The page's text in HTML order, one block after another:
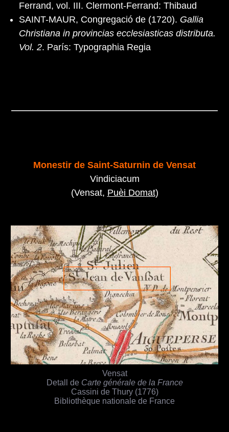
Ferrand, vol. III. Clermont-Ferrand: Thibaud
SAINT-MAUR, Congregació de (1720). Gallia
Christiana in provincias ecclesiasticas distributa.
Vol. 2. París: Typographia Regia
Monestir de Saint-Saturnin de Vensat
Vindiciacum
(Vensat, Puèi Domat)
Vensat
Detall de Carte générale de la France
Cassini de Thury (1776)
Bibliothèque nationale de France